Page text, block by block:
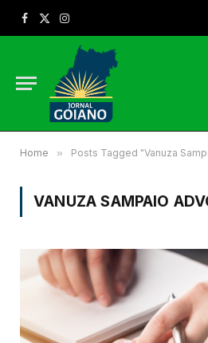
Facebook
X
Instagram
Home » Posts Tagged "Vanuza
VANUZA SAMPAIO